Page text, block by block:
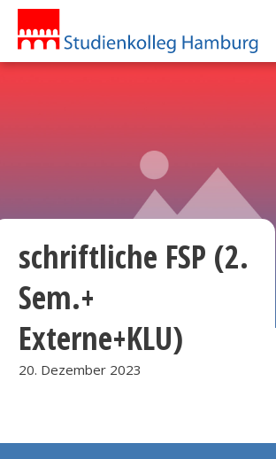
schriftliche FSP (2.
Sem.+
Externe+KLU)
20. Dezember 2023